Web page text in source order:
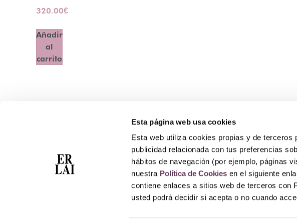
Esta página web usa cookies
Esta web utiliza cookies propias y de
publicidad relacionada con tus preferencias
hábitos de navegación (por ejemplo, páginas
nuestra Política de Cookies en el siguiente
contiene enlaces a sitios web de terceros con
usted podrá decidir si acepta o no cuando
320.00€
Añadir
al
carrito
Atención Telefónica: 944 435 713
Whatsapp: 699 173 188
E-mail:perfumeriaerlai@erlai.es
Dirección: Rodríguez Arias nº29 48011 Bilbao.
Nosotros